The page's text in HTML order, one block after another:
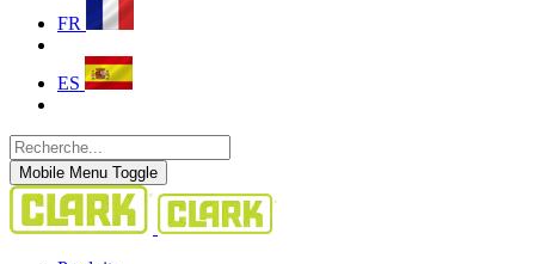
FR
ES
Mobile Menu Toggle